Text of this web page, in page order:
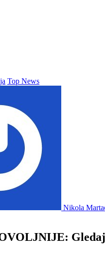
Top News
Nikola